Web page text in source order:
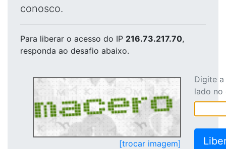
conosco.
Para liberar o acesso do IP 216.73.217.70,
responda ao desafio abaixo.
[trocar imagem]
Digite
lado no